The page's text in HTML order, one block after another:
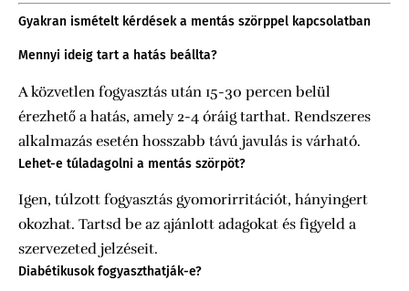
Gyakran ismételt kérdések a mentás szörppel kapcsolatban
Mennyi ideig tart a hatás beállta?
A közvetlen fogyasztás után 15-30 percen belül
érezhető a hatás, amely 2-4 óráig tarthat. Rendszeres
alkalmazás esetén hosszabb távú javulás is várható.
Lehet-e túladagolni a mentás szörpöt?
Igen, túlzott fogyasztás gyomorirritációt, hányingert
okozhat. Tartsd be az ajánlott adagokat és figyeld a
szervezeted jelzéseit.
Diabétikusok fogyaszthatják-e?